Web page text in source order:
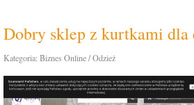
Dobry sklep z kurtkami
Kategoria: Biznes Online / Odzież